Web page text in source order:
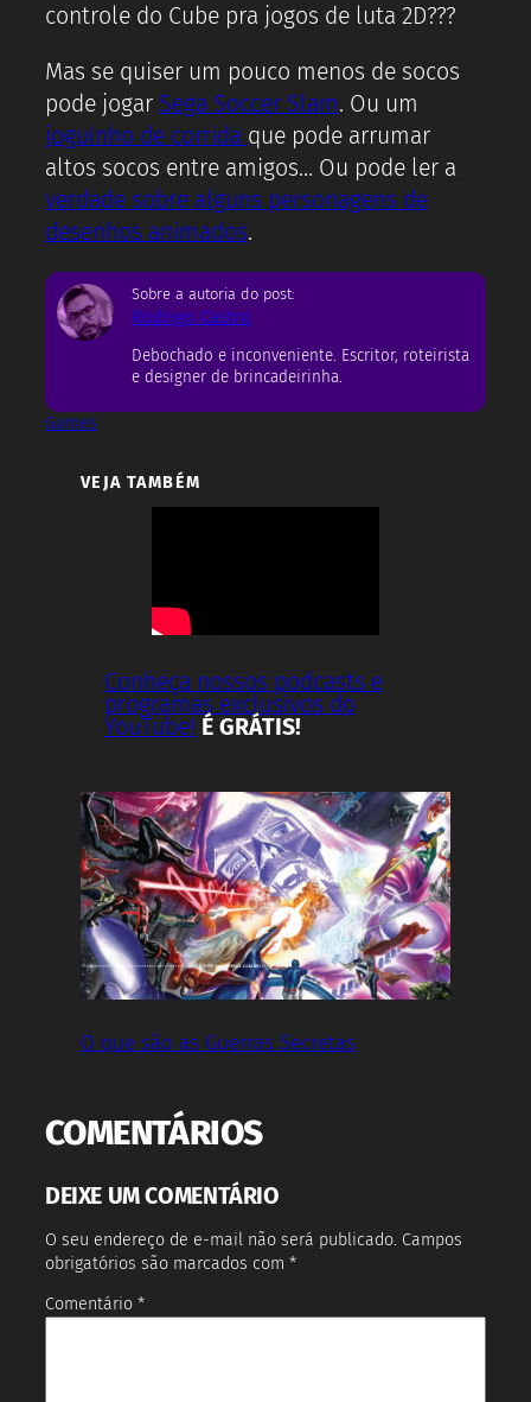
controle do Cube pra jogos de luta 2D???
Mas se quiser um pouco menos de socos
pode jogar Sega Soccer Slam. Ou um
joguinho de corrida que pode arrumar
altos socos entre amigos… Ou pode ler a
verdade sobre alguns personagens de
desenhos animados.
Sobre a autoria do post:
Rodrigo Castro
Debochado e inconveniente. Escritor, roteirista
e designer de brincadeirinha.
Games
VEJA TAMBÉM
Conheça nossos podcasts e
programas exclusivos do
YouTube! É GRÁTIS!
O que são as Guerras Secretas
COMENTÁRIOS
DEIXE UM COMENTÁRIO
O seu endereço de e-mail não será publicado. Campos
obrigatórios são marcados com *
Comentário *